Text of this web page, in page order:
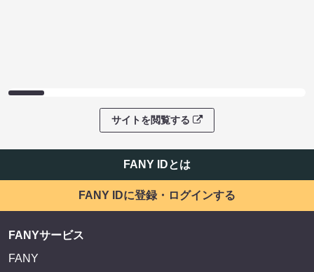
サイトを閲覧する
FANY IDとは
FANY IDに登録・ログインする
FANYサービス
FANY